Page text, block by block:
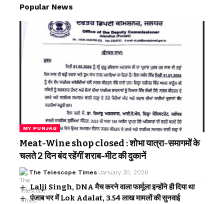
Popular News
MY PUNJAB
Meat-Wine shop closed : शोभा यात्रा-समागमों के
चलते 2 दिन बंद रहेंगीं शराब-मीट की दुकानें
The Telescope Times January 30, 2026
Lalji Singh, DNA मैच करने वाला फार्मूला इन्होंने ही दिया था
पंजाब भर में Lok Adalat, 3.54 लाख मामलों की सुनवाई